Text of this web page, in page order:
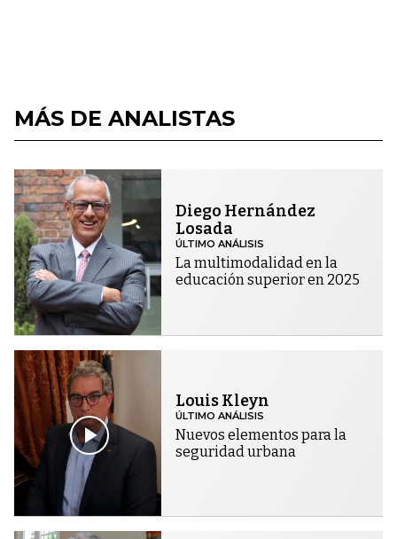
MÁS DE ANALISTAS
Diego Hernández
Losada
ÚLTIMO ANÁLISIS
La multimodalidad en la
educación superior en 2025
Louis Kleyn
ÚLTIMO ANÁLISIS
Nuevos elementos para la
seguridad urbana